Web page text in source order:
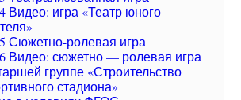
Видео: игра «Театр юного
Сюжетно-ролевая игра
Видео: сюжетно — ролевая игра
группе «Строительство
стадиона»